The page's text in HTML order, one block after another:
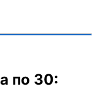
по 30: